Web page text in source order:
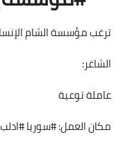
ترغب مؤسسة الشام
الشاغر:
عاملة توعية
مكان العمل: #سوريا